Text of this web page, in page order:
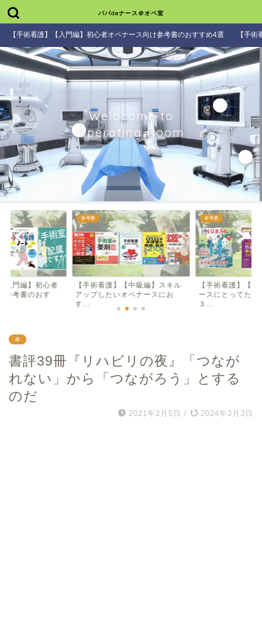
パパdeナース＠オペ室
【手術看護】【入門編】初心者オペナース向け参考書のおすすめ4選 【手
Welocome to
Operating Room
入門編】初心者
参考書のおす
参考書
【手術看護】【中級編】スキル
アップしたいオペナースにお
す...
参考書
【手術看護】【
ースにとってため
３...
本
書評39冊『リハビリの夜』「つなが
れない」から「つながろう」とする
のだ
2021年2月5日 / 2024年3月3日